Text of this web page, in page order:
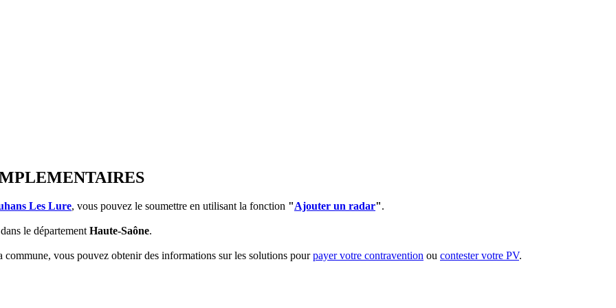
Les Lure, vous pouvez le soumettre en utilisant la fonction "Ajouter un radar".
le départementHaute-Saône.
vous pouvez obtenir des informations sur les solutions pourpayer votre contravention ou contester votre PV.